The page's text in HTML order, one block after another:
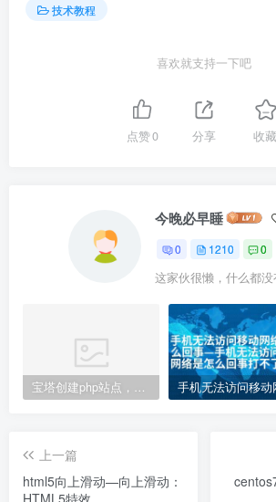
技术教程
喜欢就支持一下吧
点赞0 分享 收藏
今晚必早睡
0 1210 0
这家伙很懒，什么都
宝塔创建php站点，访问网站php代码不执行变成下载的解决方案
上一篇
html5向上滑动—向上滑动：